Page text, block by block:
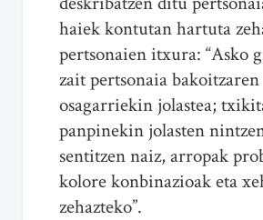
haiek kontutan hartuta
pertsonaien itxura: “Asko
zait pertsonaia bakoitzaren
osagarriekin jolastea;
panpinekin jolasten
sentitzen naiz, arropak
kolore konbinazioak eta
zehazteko”.